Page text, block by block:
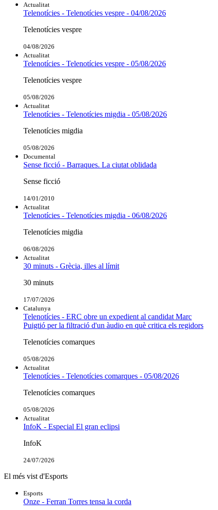
Actualitat
Telenotícies - Telenotícies vespre - 04/08/2026
Telenotícies vespre
04/08/2026
Actualitat
Telenotícies - Telenotícies vespre - 05/08/2026
Telenotícies vespre
05/08/2026
Actualitat
Telenotícies - Telenotícies migdia - 05/08/2026
Telenotícies migdia
05/08/2026
Documental
Sense ficció - Barraques. La ciutat oblidada
Sense ficció
14/01/2010
Actualitat
Telenotícies - Telenotícies migdia - 06/08/2026
Telenotícies migdia
06/08/2026
Actualitat
30 minuts - Grècia, illes al límit
30 minuts
17/07/2026
Catalunya
Telenotícies - ERC obre un expedient al candidat Marc
Puigtió per la filtració d'un àudio en què critica els regidors
Telenotícies comarques
05/08/2026
Actualitat
Telenotícies - Telenotícies comarques - 05/08/2026
Telenotícies comarques
05/08/2026
Actualitat
InfoK - Especial El gran eclipsi
InfoK
24/07/2026
El més vist d'Esports
Esports
Onze - Ferran Torres tensa la corda